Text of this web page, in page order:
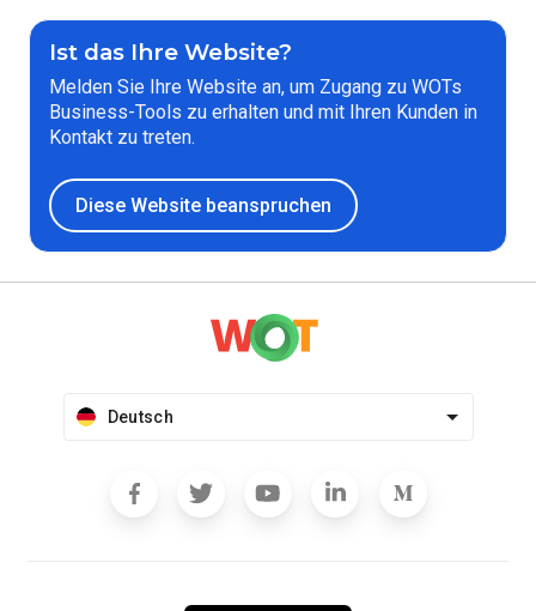
Ist das Ihre Website?
Melden Sie Ihre Website an, um Zugang zu WOTs
Business-Tools zu erhalten und mit Ihren Kunden in
Kontakt zu treten.
Diese Website beanspruchen
Deutsch